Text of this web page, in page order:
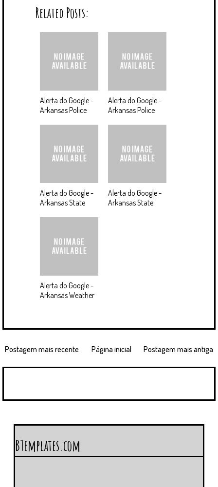
Related Posts:
Alerta do Google -
Arkansas Police
Alerta do Google -
Arkansas Police
Alerta do Google -
Arkansas State
Alerta do Google -
Arkansas State
Alerta do Google -
Arkansas Weather
Postagem mais recente Postagem mais antiga
Página inicial
BTemplates.com